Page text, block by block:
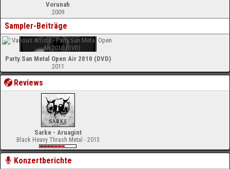
Vorunah
2009
Sampler-Beiträge
Party.San Metal Open Air 2010 (DVD)
2011
Reviews
Sarke - Aruagint
Black Heavy Thrash Metal - 2013
Konzertberichte